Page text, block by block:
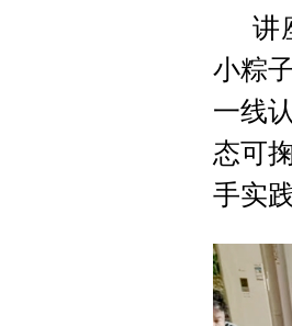
讲
小粽
一线
态可
手实